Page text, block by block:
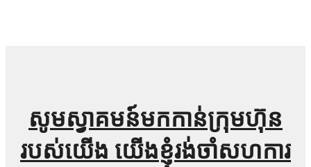
សូមស្វាគមន៍មកកាន់ក្រុមហ៊ុន
របស់យើង យើងខ្ញុំរង់ចាំសហការ